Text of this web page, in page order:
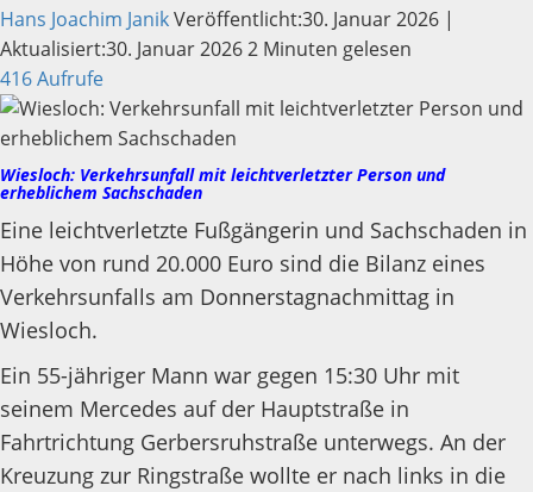
Hans Joachim JanikVeröffentlicht:30. Januar 2026 |
Aktualisiert:30. Januar 20262 Minuten gelesen
416 Aufrufe
Wiesloch: Verkehrsunfall mit leichtverletzter Person und
erheblichem Sachschaden
Eine leichtverletzte Fußgängerin und Sachschaden in
Höhe von rund 20.000 Euro sind die Bilanz eines
Verkehrsunfalls am Donnerstagnachmittag in
Wiesloch.
Ein 55-jähriger Mann war gegen 15:30 Uhr mit
seinem Mercedes auf der Hauptstraße in
Fahrtrichtung Gerbersruhstraße unterwegs. An der
Kreuzung zur Ringstraße wollte er nach links in die